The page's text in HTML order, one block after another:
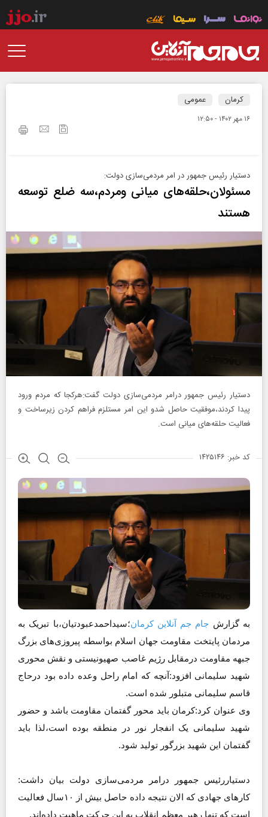
کرمان عمومی
۱۶ مهر ۱۴۰۲ - ۱۲:۵۰
دستیار رئیس جمهور در امر مردمی‌سازی دولت:
مسئولان،حلقه‌های میانی ومردم،سه ضلع توسعه
هستند
دستیار رئیس جمهور درامر مردمی‌سازی دولت گفت:هرکجا که مردم ورود
پیدا کردند،موفقیت حاصل شدو این امر مستلزم فراهم کردن زیرساخت و
فعالیت حلقه‌های میانی است.
کد خبر: ۱۴۲۵۱۴۶
به گزارش جام جم آنلاین کرمان؛سید‌احمدعبودتیان،با تبریک به
مردمان پایتخت مقاومت جهان اسلام بواسطه پیروزی‌های بزرگ
جبهه مقاومت درمقابل رژیم غاصب صهیونیستی و نقش محوری
شهید سلیمانی افزود:آنچه که امام راحل وعده داده بود درحاج
قاسم سلیمانی متبلور شده است.
وی عنوان کرد:کرمان باید محور گفتمان مقاومت باشد و حضور
شهید سلیمانی یک انفجار نور در منطقه بوده است،لذا باید
گفتمان این شهید بزرگور تولید شود.
دستیاررئیس جمهور درامر مردمی‌سازی دولت بیان داشت:
کارهای جهادی که الان نتیجه داده حاصل بیش از ۱۰سال فعالیت
است که تنها رهبر معظم انقلاب به این حرکت ماهیت داده‌اند.